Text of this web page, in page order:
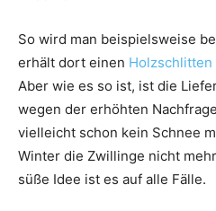
So wird man beispielsweise
erhält dort einen Holzschlitten
Aber wie es so ist, ist die
wegen der erhöhten
vielleicht schon kein Schnee
Winter die Zwillinge nicht
süße Idee ist es auf alle Fälle.